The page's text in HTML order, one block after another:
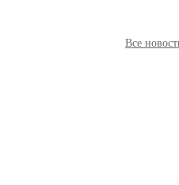
Все